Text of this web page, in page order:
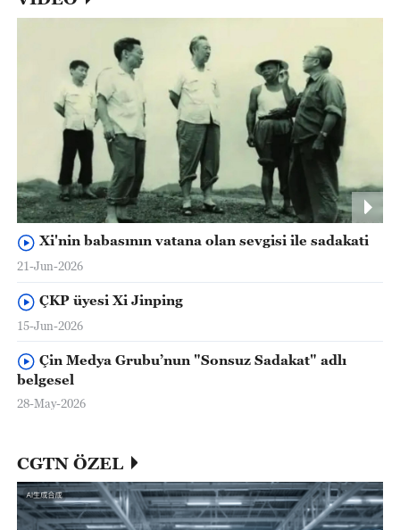
Xi'nin babasının vatana olan sevgisi ile sadakati
21-Jun-2026
ÇKP üyesi Xi Jinping
15-Jun-2026
Çin Medya Grubu’nun "Sonsuz Sadakat" adlı
belgesel
28-May-2026
CGTN ÖZEL